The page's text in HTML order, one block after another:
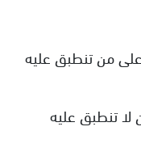
من تنطبق عليه
لا تنطبق عليه